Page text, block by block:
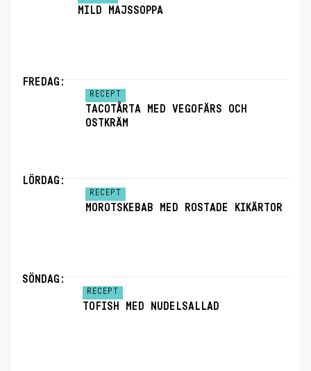
MILD MAJSSOPPA
FREDAG:
RECEPT
TACOTÅRTA MED VEGOFÄRS OCH
OSTKRÄM
LÖRDAG:
RECEPT
MOROTSKEBAB MED ROSTADE KIKÄRTOR
SÖNDAG:
RECEPT
TOFISH MED NUDELSALLAD